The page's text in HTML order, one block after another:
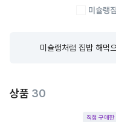
미슐랭
미슐랭처럼 집밥 해먹
상품 30
직접 구매한